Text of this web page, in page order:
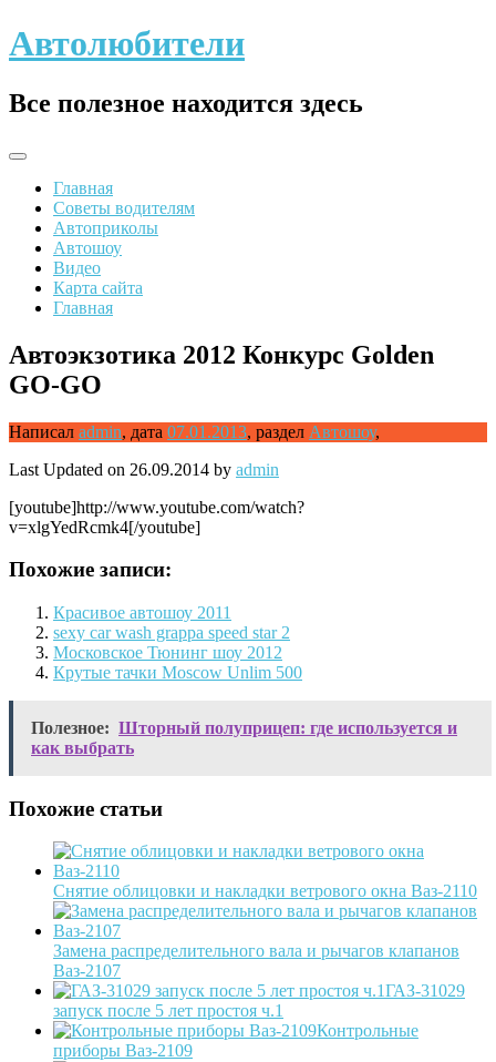
Skip
to
Автолюбители
Все полезное находится здесь
Главная
Советы водителям
Автоприколы
Автошоу
Видео
Карта сайта
Главная
Автоэкзотика 2012 Конкурс Golden
GO-GO
Написал admin, дата 07.01.2013, раздел Автошоу,
Last Updated on 26.09.2014 by admin
[youtube]http://www.youtube.com/watch?
v=xlgYedRcmk4[/youtube]
Похожие записи:
Красивое автошоу 2011
sexy car wash grappa speed star 2
Московское Тюнинг шоу 2012
Крутые тачки Moscow Unlim 500
Полезное: Шторный полуприцеп: где используется и
как выбрать
Похожие статьи
Снятие облицовки и накладки ветрового окна Ваз-2110
Замена распределительного вала и рычагов клапанов
Ваз-2107
ГАЗ-31029
запуск после 5 лет простоя ч.1
Контрольные
приборы Ваз-2109